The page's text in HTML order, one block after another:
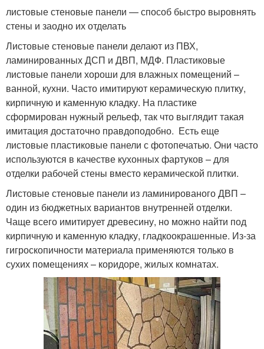
листовые стеновые панели — способ быстро выровнять
стены и заодно их отделать
Листовые стеновые панели делают из ПВХ,
ламинированных ДСП и ДВП, МДФ. Пластиковые
листовые панели хороши для влажных помещений –
ванной, кухни. Часто имитируют керамическую плитку,
кирпичную и каменную кладку. На пластике
сформирован нужный рельеф, так что выглядит такая
имитация достаточно правдоподобно. Есть еще
листовые пластиковые панели с фотопечатью. Они часто
используются в качестве кухонных фартуков – для
отделки рабочей стены вместо керамической плитки.
Листовые стеновые панели из ламинированого ДВП –
один из бюджетных вариантов внутренней отделки.
Чаще всего имитирует древесину, но можно найти под
кирпичную и каменную кладку, гладкоокрашенные. Из-за
гигроскопичности материала применяются только в
сухих помещениях – коридоре, жилых комнатах.